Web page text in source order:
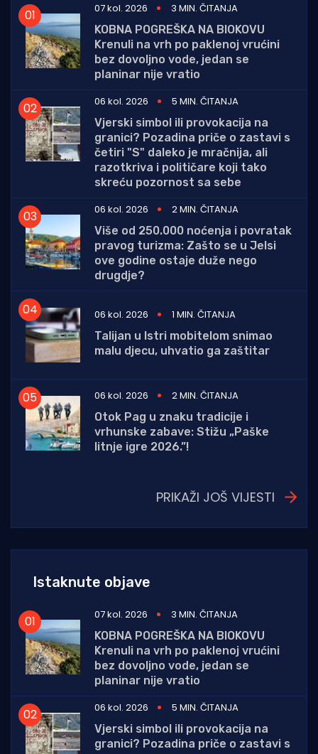
07 kol. 2026
3 MIN. ČITANJA
KOBNA POGREŠKA NA BIOKOVU
Krenuli na vrh po paklenoj vrućini
bez dovoljno vode, jedan se
planinar nije vratio
06 kol. 2026
5 MIN. ČITANJA
Vjerski simbol ili provokacija na
granici? Pozadina priče o zastavi s
četiri "S" daleko je mračnija, ali
razotkriva i političare koji tako
skreću pozornost sa sebe
06 kol. 2026
2 MIN. ČITANJA
Više od 250.000 noćenja i povratak
pravog turizma: Zašto se u Jelsi
ove godine ostaje duže nego
drugdje?
06 kol. 2026
1 MIN. ČITANJA
Talijan u Istri mobitelom snimao
malu djecu, uhvatio ga zaštitar
06 kol. 2026
2 MIN. ČITANJA
Otok Pag u znaku tradicije i
vrhunske zabave: Stižu „Paške
litnje igre 2026.”!
PRIKAŽI JOŠ VIJESTI
Istaknute objave
07 kol. 2026
3 MIN. ČITANJA
KOBNA POGREŠKA NA BIOKOVU
Krenuli na vrh po paklenoj vrućini
bez dovoljno vode, jedan se
planinar nije vratio
06 kol. 2026
5 MIN. ČITANJA
Vjerski simbol ili provokacija na
granici? Pozadina priče o zastavi s